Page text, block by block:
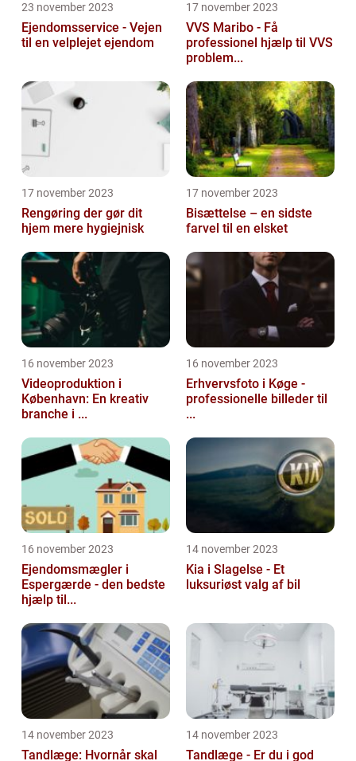
23 november 2023
Ejendomsservice - Vejen
til en velplejet ejendom
17 november 2023
VVS Maribo - Få
professionel hjælp til VVS
problem...
17 november 2023
Rengøring der gør dit
hjem mere hygiejnisk
17 november 2023
Bisættelse – en sidste
farvel til en elsket
16 november 2023
Videoproduktion i
København: En kreativ
branche i ...
16 november 2023
Erhvervsfoto i Køge -
professionelle billeder til
...
16 november 2023
Ejendomsmægler i
Espergærde - den bedste
hjælp til...
14 november 2023
Kia i Slagelse - Et
luksuriøst valg af bil
14 november 2023
Tandlæge: Hvornår skal
14 november 2023
Tandlæge - Er du i god